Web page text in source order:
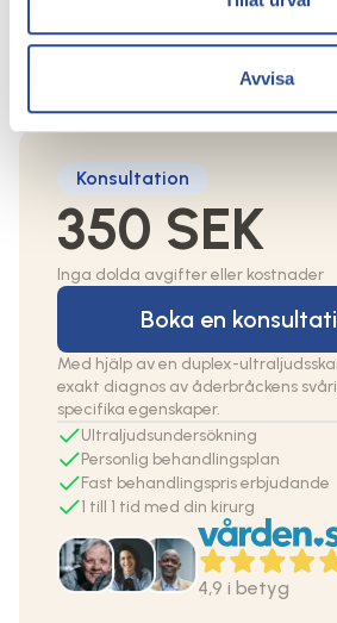
Avvisa
en personlig
individuellt pris vid
Konsultation
350 SEK
Inga dolda avgifter eller kostnader
Boka en
Med hjälp av en duplex-
exakt diagnos av åderbråckens
specifika egenskaper.
Ultraljudsundersökning
Personlig behandlingsplan
Fast behandlingspris erbjudande
1 till 1 tid med din kirurg
4,9 i betyg